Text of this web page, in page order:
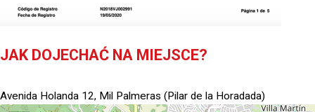
JAK DOJECHAĆ NA MIEJSCE?
Avenida Holanda 12, Mil Palmeras (Pilar de la Horadada)